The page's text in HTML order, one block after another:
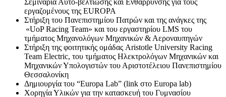
Σεμινάρια Αυτό-βελτίωσης και Ενθάρρυνσης για τους
εργαζομένους της EUROPA
Στήριξη του Πανεπιστημίου Πατρών και της ανάγκες της
«UoP Racing Team» και του εργαστηρίου LMS του
τμήματος Μηχανολόγων Μηχανικών & Αεροναυπηγών
Στήριξη της φοιτητικής ομάδας Aristotle University Racing
Team Electric, του τμήματος Ηλεκτρολόγων Μηχανικών και
Μηχανικών Υπολογιστών του Αριστοτέλειου Πανεπιστημίου
Θεσσαλονίκη
Δημιουργία του “Europa Lab” (link στο Europa lab)
Χορηγία Υλικών για την κατασκευή του Γυμνασίου